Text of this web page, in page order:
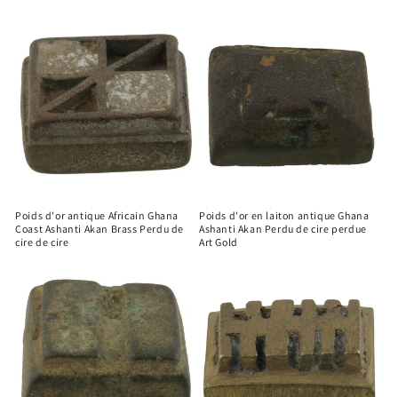
Poids d'or antique Africain Ghana
Coast Ashanti Akan Brass Perdu de
cire de cire
Poids d'or en laiton antique Ghana
Ashanti Akan Perdu de cire perdue
Art Gold